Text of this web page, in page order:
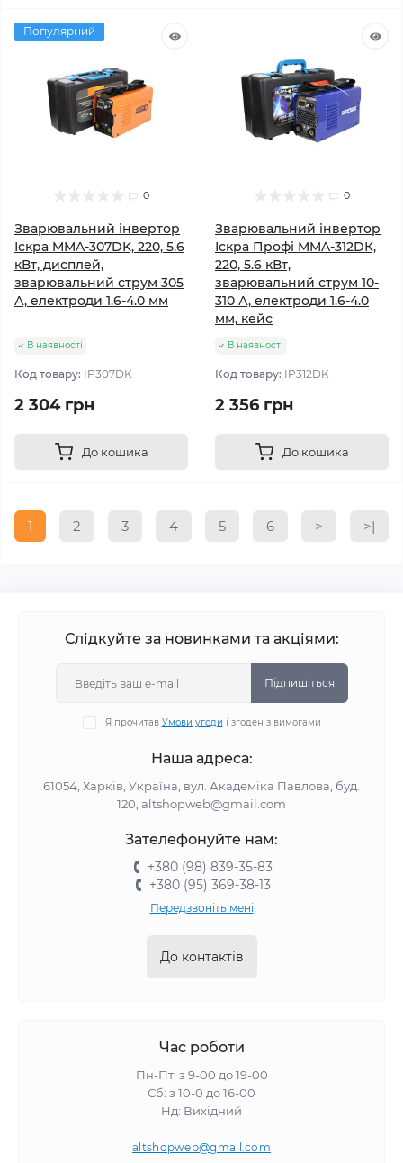
Популярний
0
Зварювальний інвертор
Іскра MMA-307DK, 220, 5.6
кВт, дисплей,
зварювальний струм 305
А, електроди 1.6-4.0 мм
В наявності
Код товару: IP307DK
2 304 грн
До кошика
0
Зварювальний інвертор
Іскра Профі MMA-312DК,
220, 5.6 кВт,
зварювальний струм 10-
310 А, електроди 1.6-4.0
мм, кейс
В наявності
Код товару: IP312DK
2 356 грн
До кошика
1 2 3 4 5 6 > >|
Слідкуйте за новинками та акціями:
Підпишіться
Я прочитав Умови угоди і згоден з вимогами
Наша адреса:
61054, Харків, Україна, вул. Академіка Павлова, буд.
120, altshopweb@gmail.com
Зателефонуйте нам:
+380 (98) 839-35-83
+380 (95) 369-38-13
Передзвоніть мені
До контактів
Час роботи
Пн-Пт: з 9-00 до 19-00
Сб: з 10-0 до 16-00
Нд: Вихідний
altshopweb@gmail.com